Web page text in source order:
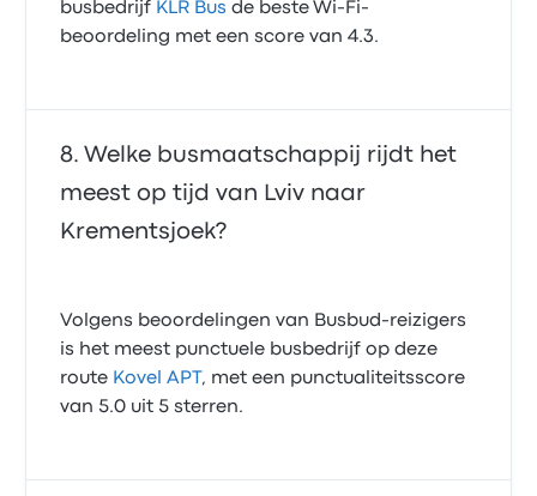
busbedrijf KLR Bus de beste Wi-Fi-
beoordeling met een score van 4.3.
Welke busmaatschappij rijdt het
meest op tijd van Lviv naar
Krementsjoek?
Volgens beoordelingen van Busbud-reizigers
is het meest punctuele busbedrijf op deze
route Kovel APT , met een punctualiteitsscore
van 5.0 uit 5 sterren.